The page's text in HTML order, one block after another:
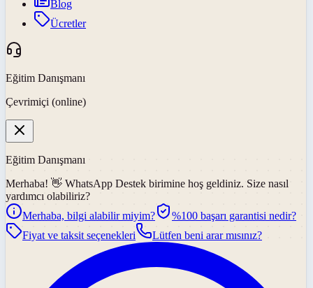
Blog
Ücretler
Eğitim Danışmanı
Çevrimiçi (online)
Eğitim Danışmanı
Merhaba! 👋 WhatsApp Destek birimine hoş geldiniz. Size nasıl
yardımcı olabiliriz?
Merhaba, bilgi alabilir miyim?
%100 başarı garantisi nedir?
Fiyat ve taksit seçenekleri
Lütfen beni arar mısınız?